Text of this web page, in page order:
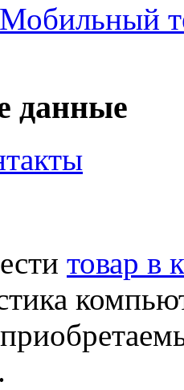
Мобильный
данные
товар в